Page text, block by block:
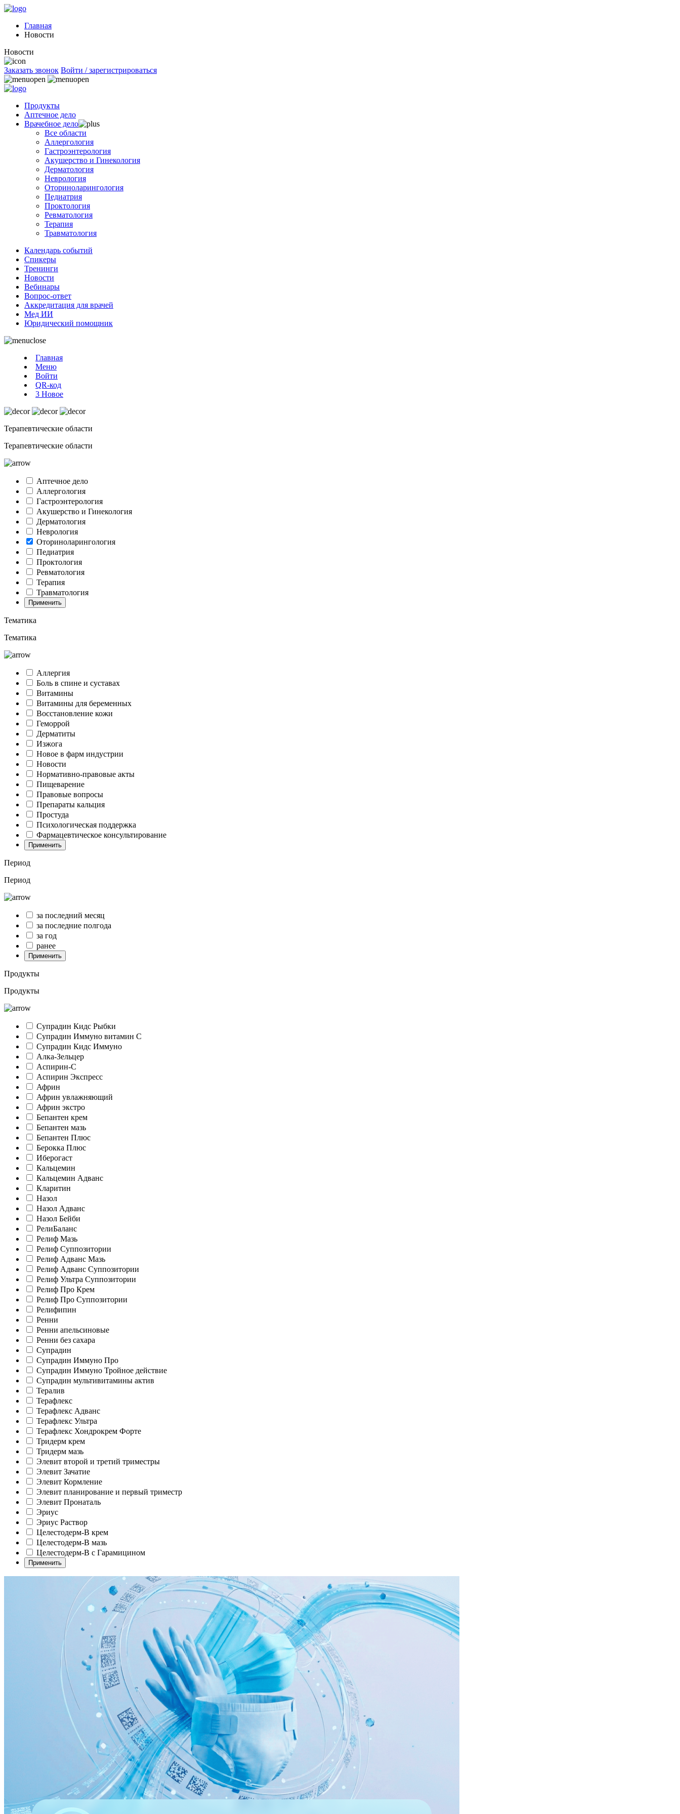
Главная
Новости
Новости
Заказать звонок Войти / зарегистрироваться
Продукты
Аптечное дело
Врачебное дело
Все области
Аллергология
Гастроэнтерология
Акушерство и Гинекология
Дерматология
Неврология
Оториноларингология
Педиатрия
Проктология
Ревматология
Терапия
Травматология
Календарь событий
Спикеры
Тренинги
Новости
Вебинары
Вопрос-ответ
Аккредитация для врачей
Мед ИИ
Юридический помощник
Главная
Меню
Войти
QR-код
3 Новое
Терапевтические области
Терапевтические области
Аптечное дело
Аллергология
Гастроэнтерология
Акушерство и Гинекология
Дерматология
Неврология
Оториноларингология
Педиатрия
Проктология
Ревматология
Терапия
Травматология
Применить
Тематика
Тематика
Аллергия
Боль в спине и суставах
Витамины
Витамины для беременных
Восстановление кожи
Геморрой
Дерматиты
Изжога
Новое в фарм индустрии
Новости
Нормативно-правовые акты
Пищеварение
Правовые вопросы
Препараты кальция
Простуда
Психологическая поддержка
Фармацевтическое консультирование
Применить
Период
Период
за последний месяц
за последние полгода
за год
ранее
Применить
Продукты
Продукты
Супрадин Кидс Рыбки
Супрадин Иммуно витамин С
Супрадин Кидс Иммуно
Алка-Зельцер
Аспирин-C
Аспирин Экспресс
Африн
Африн увлажняющий
Африн экстро
Бепантен крем
Бепантен мазь
Бепантен Плюс
Берокка Плюс
Иберогаст
Кальцемин
Кальцемин Адванс
Кларитин
Назол
Назол Адванс
Назол Бейби
РелиБаланс
Релиф Мазь
Релиф Суппозитории
Релиф Адванс Мазь
Релиф Адванс Суппозитории
Релиф Ультра Суппозитории
Релиф Про Крем
Релиф Про Суппозитории
Релифипин
Ренни
Ренни апельсиновые
Ренни без сахара
Супрадин
Супрадин Иммуно Про
Супрадин Иммуно Тройное действие
Супрадин мультивитамины актив
Тералив
Терафлекс
Терафлекс Адванс
Терафлекс Ультра
Терафлекс Хондрокрем Форте
Тридерм крем
Тридерм мазь
Элевит второй и третий триместры
Элевит Зачатие
Элевит Кормление
Элевит планирование и первый триместр
Элевит Пронаталь
Эриус
Эриус Раствор
Целестодерм-В крем
Целестодерм-В мазь
Целестодерм-В с Гарамицином
Применить